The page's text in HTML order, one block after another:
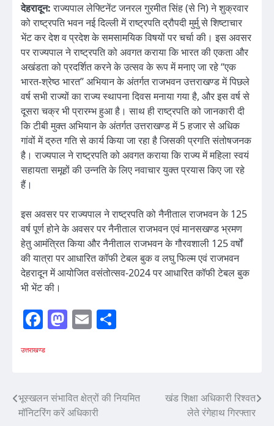
देहरादून:राज्यपाल लेफ्टिनेंट जनरल गुरमीत सिंह (से नि) ने शुक्रवार
को राष्ट्रपति भवन नई दिल्ली में राष्ट्रपति द्रौपदी मुर्मु से शिष्टाचार
भेंट कर देश व प्रदेश के समसामयिक विषयों पर चर्चा की। इस अवसर
पर राज्यपाल ने राष्ट्रपति को अवगत कराया कि भारत की एकता और
अखंडता को प्रदर्शित करने के उत्सव के रूप में मनाए जा रहे ‘‘एक
भारत-श्रेष्ठ भारत’’ अभियान के अंतर्गत राजभवन उत्तराखण्ड में पिछले
वर्ष सभी राज्यों का राज्य स्थापना दिवस मनाया गया है, और इस वर्ष से
दूसरा चक्र भी प्रारम्भ हुआ है। साथ ही राष्ट्रपति को जानकारी दी
कि टीबी मुक्त अभियान के अंतर्गत उत्तराखण्ड में 5 हजार से अधिक
गांवों में द्रुत गति से कार्य किया जा रहा है जिसकी प्रगति संतोषजनक
है। राज्यपाल ने राष्ट्रपति को अवगत कराया कि राज्य में महिला स्वयं
सहायता समूहों की उन्नति के लिए नवाचार युक्त प्रयास किए जा रहे
हैं।
इस अवसर पर राज्यपाल ने राष्ट्रपति को नैनीताल राजभवन के 125
वर्ष पूर्ण होने के अवसर पर नैनीताल राजभवन एवं मानसखण्ड भ्रमण
हेतु आमंत्रित किया और नैनीताल राजभवन के गौरवशाली 125 वर्षों
की यात्रा पर आधारित कॉफी टेबल बुक व लघु फिल्म एवं राजभवन
देहरादून में आयोजित वसंतोत्सव-2024 पर आधारित कॉफी टेबल बुक
भी भेंट की।
Facebook
Mastodon
Email
उत्तराखण्ड
Post
भूस्खलन संभावित क्षेत्रों की नियमित
मॉनिटरिंग करें अधिकारी
खंड शिक्षा अधिकारी रिश्वत
लेते रंगेहाथ गिरफ्तार